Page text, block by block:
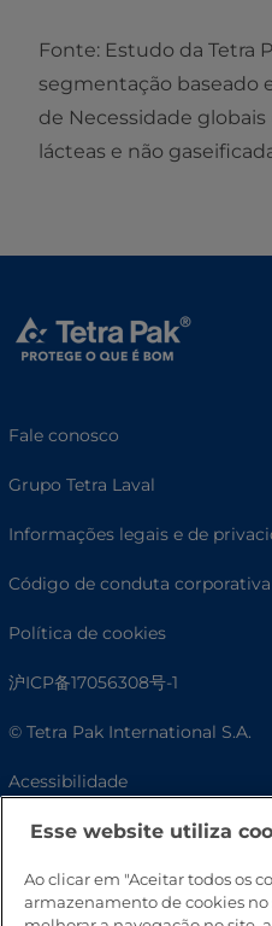
Fonte: Estudo da Tetra
segmentação baseado
de Necessidade
lácteas e não
Fale conosco
Grupo Tetra Laval
Informações legais e de
Código de conduta corporativa
Política de cookies
沪ICP备17056308号-1
© Tetra Pak International S.A.
Acessibilidade
Perguntas frequentes
Esse website utiliza
Ao clicar em "Aceitar todos os
armazenamento de cookies no